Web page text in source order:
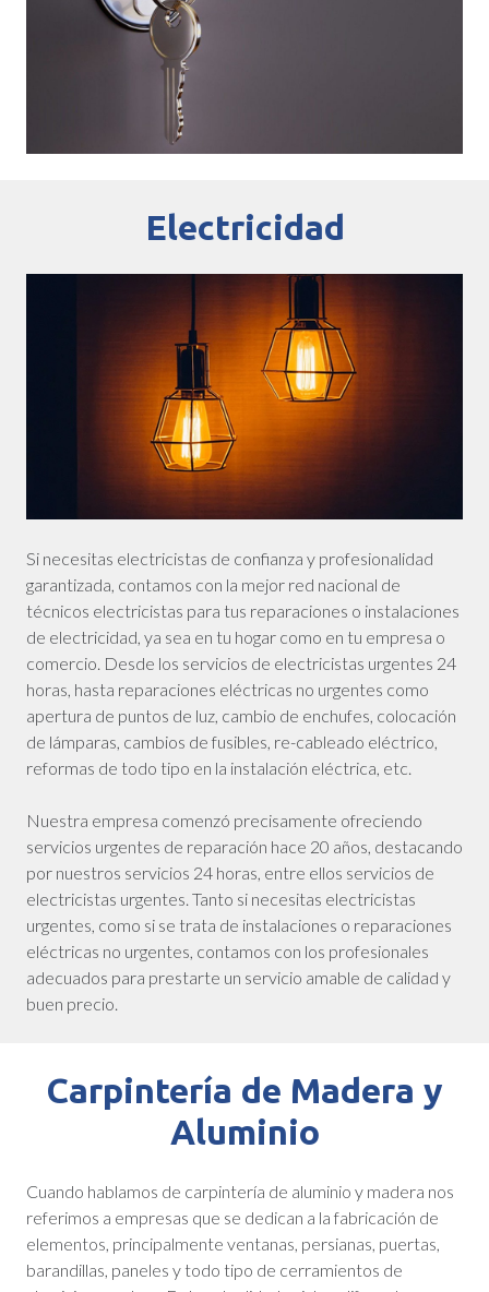
Electricidad
Si necesitas electricistas de confianza y profesionalidad
garantizada, contamos con la mejor red nacional de
técnicos electricistas para tus reparaciones o instalaciones
de electricidad, ya sea en tu hogar como en tu empresa o
comercio. Desde los servicios de electricistas urgentes 24
horas, hasta reparaciones eléctricas no urgentes como
apertura de puntos de luz, cambio de enchufes, colocación
de lámparas, cambios de fusibles, re-cableado eléctrico,
reformas de todo tipo en la instalación eléctrica, etc.
Nuestra empresa comenzó precisamente ofreciendo
servicios urgentes de reparación hace 20 años, destacando
por nuestros servicios 24 horas, entre ellos servicios de
electricistas urgentes. Tanto si necesitas electricistas
urgentes, como si se trata de instalaciones o reparaciones
eléctricas no urgentes, contamos con los profesionales
adecuados para prestarte un servicio amable de calidad y
buen precio.
Carpintería de Madera y
Aluminio
Cuando hablamos de carpintería de aluminio y madera nos
referimos a empresas que se dedican a la fabricación de
elementos, principalmente ventanas, persianas, puertas,
barandillas, paneles y todo tipo de cerramientos de